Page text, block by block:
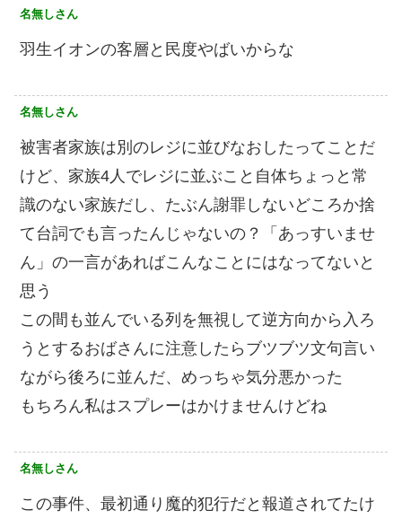
名無しさん
羽生イオンの客層と民度やばいからな
名無しさん
被害者家族は別のレジに並びなおしたってことだ
けど、家族4人でレジに並ぶこと自体ちょっと常
識のない家族だし、たぶん謝罪しないどころか捨
て台詞でも言ったんじゃないの？「あっすいませ
ん」の一言があればこんなことにはなってないと
思う
この間も並んでいる列を無視して逆方向から入ろ
うとするおばさんに注意したらブツブツ文句言い
ながら後ろに並んだ、めっちゃ気分悪かった
もちろん私はスプレーはかけませんけどね
名無しさん
この事件、最初通り魔的犯行だと報道されてたけ